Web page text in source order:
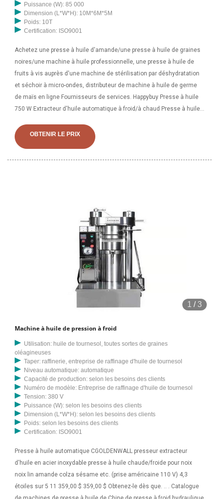
Puissance (W): 85 000
Dimension (L*W*H): 10M*6M*5M
Poids: 10T
Certification: ISO9001
Achetez une presse à huile d'amande/une presse à huile de graines
noires/une machine à huile professionnelle, une presse à huile de
fruits à vis auprès d'une machine de stérilisation par déshydratation
et séchoir à micro-ondes, distributeur de machine à huile de germe
de maïs en ligne Fournisseurs de services. Happybuy Presse à huile
750 W Extracteur d'huile automatique à froid/à chaud Presse à huile
biologique 3,7 étoiles sur 5 67 243,99 $ 243 $ . 99
OBTENIR LE PRIX
1 /3
Machine à huile de pression à froid
Utilisation: huile de tournesol, toutes sortes de graines
oléagineuses
Taper: raffinerie, entreprise de raffinage d'huile de tournesol
Niveau automatique: automatique
Capacité de production: selon les besoins des clients
Numéro de modèle: Entreprise de raffinage d'huile de tournesol
Tension: 380 V
Puissance (W): selon les besoins des clients
Dimension (L*W*H): selon les besoins des clients
Poids: selon les besoins des clients
Certification: ISO9001
Presse à huile automatique CGOLDENWALL presseur extracteur
d'huile en acier inoxydable presse à huile chaude/froide pour noix
noix lin amande colza sésame etc. (prise américaine 110 V) 4,3
étoiles sur 5 11 359,00 $ 359,00 $ Obtenez-le dès que. .. . Catalogue